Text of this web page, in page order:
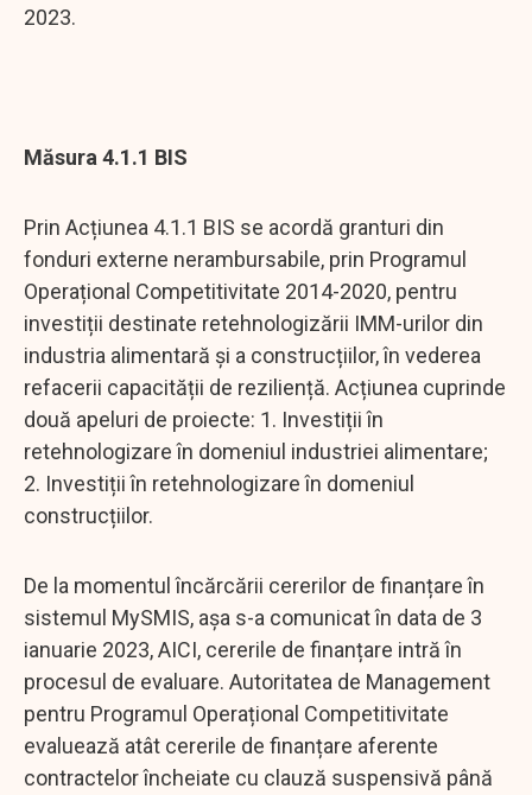
2023.
Măsura 4.1.1 BIS
Prin Acțiunea 4.1.1 BIS se acordă granturi din
fonduri externe nerambursabile, prin Programul
Operațional Competitivitate 2014-2020, pentru
investiții destinate retehnologizării IMM-urilor din
industria alimentară și a construcțiilor, în vederea
refacerii capacității de reziliență. Acțiunea cuprinde
două apeluri de proiecte: 1. Investiții în
retehnologizare în domeniul industriei alimentare;
2. Investiții în retehnologizare în domeniul
construcțiilor.
De la momentul încărcării cererilor de finanțare în
sistemul MySMIS, așa s-a comunicat în data de 3
ianuarie 2023, AICI, cererile de finanțare intră în
procesul de evaluare. Autoritatea de Management
pentru Programul Operațional Competitivitate
evaluează atât cererile de finanțare aferente
contractelor încheiate cu clauză suspensivă până